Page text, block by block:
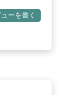
ーを書く